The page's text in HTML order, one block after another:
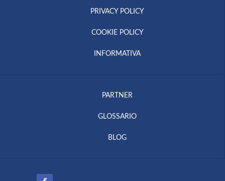
PRIVACY POLICY
COOKIE POLICY
INFORMATIVA
PARTNER
GLOSSARIO
BLOG